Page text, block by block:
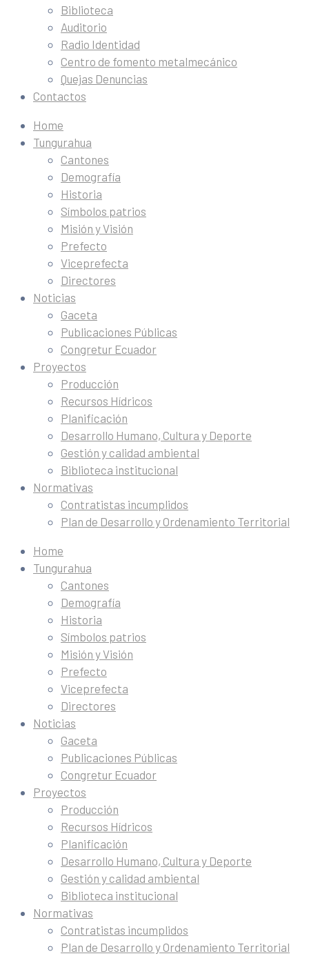
Biblioteca
Auditorio
Radio Identidad
Centro de fomento metalmecánico
Quejas Denuncias
Contactos
Home
Tungurahua
Cantones
Demografía
Historia
Símbolos patrios
Misión y Visión
Prefecto
Viceprefecta
Directores
Noticias
Gaceta
Publicaciones Públicas
Congretur Ecuador
Proyectos
Producción
Recursos Hídricos
Planificación
Desarrollo Humano, Cultura y Deporte
Gestión y calidad ambiental
Biblioteca institucional
Normativas
Contratistas incumplidos
Plan de Desarrollo y Ordenamiento Territorial
Home
Tungurahua
Cantones
Demografía
Historia
Símbolos patrios
Misión y Visión
Prefecto
Viceprefecta
Directores
Noticias
Gaceta
Publicaciones Públicas
Congretur Ecuador
Proyectos
Producción
Recursos Hídricos
Planificación
Desarrollo Humano, Cultura y Deporte
Gestión y calidad ambiental
Biblioteca institucional
Normativas
Contratistas incumplidos
Plan de Desarrollo y Ordenamiento Territorial